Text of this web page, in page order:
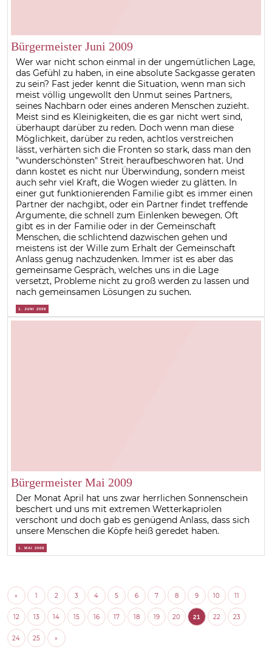
Bürgermeister Juni 2009
Wer war nicht schon einmal in der ungemütlichen Lage,
das Gefühl zu haben, in eine absolute Sackgasse geraten
zu sein? Fast jeder kennt die Situation, wenn man sich
meist völlig ungewollt den Unmut seines Partners,
seines Nachbarn oder eines anderen Menschen zuzieht.
Meist sind es Kleinigkeiten, die es gar nicht wert sind,
überhaupt darüber zu reden. Doch wenn man diese
Möglichkeit, darüber zu reden, achtlos verstreichen
lässt, verhärten sich die Fronten so stark, dass man den
"wunderschönsten" Streit heraufbeschworen hat. Und
dann kostet es nicht nur Überwindung, sondern meist
auch sehr viel Kraft, die Wogen wieder zu glätten. In
einer gut funktionierenden Familie gibt es immer einen
Partner der nachgibt, oder ein Partner findet treffende
Argumente, die schnell zum Einlenken bewegen. Oft
gibt es in der Familie oder in der Gemeinschaft
Menschen, die schlichtend dazwischen gehen und
meistens ist der Wille zum Erhalt der Gemeinschaft
Anlass genug nachzudenken. Immer ist es aber das
gemeinsame Gespräch, welches uns in die Lage
versetzt, Probleme nicht zu groß werden zu lassen und
nach gemeinsamen Lösungen zu suchen.
1. JUNI 2009
Bürgermeister Mai 2009
Der Monat April hat uns zwar herrlichen Sonnenschein
beschert und uns mit extremen Wetterkapriolen
verschont und doch gab es genügend Anlass, dass sich
unsere Menschen die Köpfe heiß geredet haben.
1. MAI 2009
« 1 2 3 4 5 6 7 8 9 10 11
12 13 14 15 16 17 18 19 20 21 22 23
24 25 »